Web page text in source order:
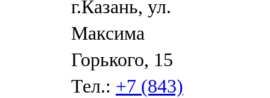
г.Казань, ул.
Максима
Горького, 15
Тел.: +7 (843)